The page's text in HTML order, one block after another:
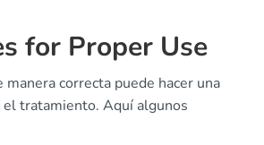
for Proper Use
correcta puede hacer una
el tratamiento. Aquí algunos